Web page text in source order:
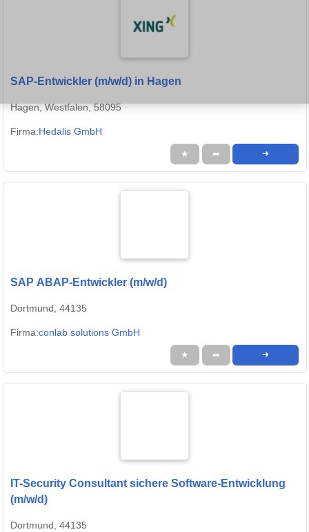
SAP-Entwickler (m/w/d) in Hagen
Hagen, Westfalen, 58095
Firma:Hedalis GmbH
★ ➦ ➜
SAP ABAP-Entwickler (m/w/d)
Dortmund, 44135
Firma:conlab solutions GmbH
★ ➦ ➜
IT-Security Consultant sichere Software-Entwicklung
(m/w/d)
Dortmund, 44135